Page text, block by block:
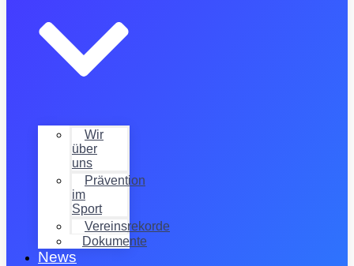
Wir
über
uns
Prävention
im
Sport
Vereinsrekorde
Dokumente
News